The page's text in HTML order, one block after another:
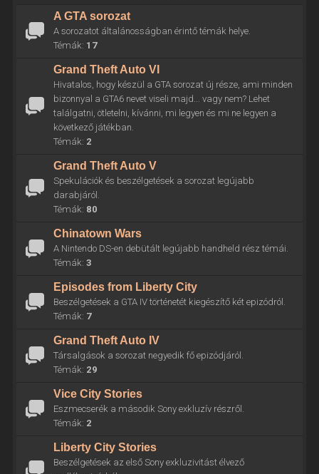
A GTA sorozat
A sorozatot általánosságban érintő témák helye.
Témák: 17
Grand Theft Auto VI
Hivatalos, hogy készül a GTA sorozat új része, ami minden
bizonnyal a GTA6 nevet viseli majd... vagy nem? Lehet
találgatni, ötletelni, kívánni, mi legyen és mi ne legyen a
következő játékban.
Témák: 2
Grand Theft Auto V
Spekulációk és beszélgetések a sorozat legújabb
darabjáról.
Témák: 80
Chinatown Wars
A Nintendo DS-en debütált legújabb handheld rész témái.
Témák: 3
Episodes from Liberty City
Beszélgetések a GTA IV történetét kiegészítő két epizódról.
Témák: 7
Grand Theft Auto IV
Társalgások a sorozat negyedik fő epizódjáról.
Témák: 29
Vice City Stories
Eszmecserék a második Sony exkluzív részről.
Témák: 2
Liberty City Stories
Beszélgetések az első Sony exkluzivitást élvező